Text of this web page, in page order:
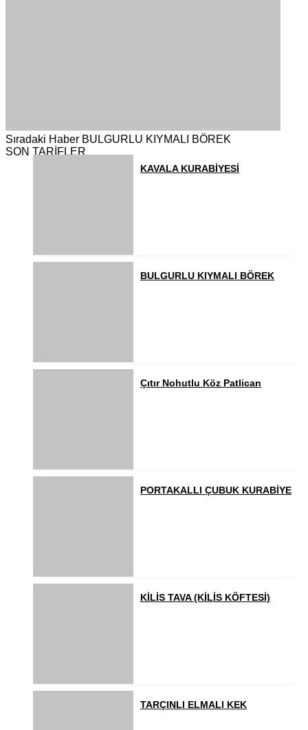
Sıradaki Haber BULGURLU KIYMALI BÖREK
SON TARİFLER
KAVALA KURABİYESİ
BULGURLU KIYMALI BÖREK
Çıtır Nohutlu Köz Patlican
PORTAKALLI ÇUBUK KURABİYE
KİLİS TAVA (KİLİS KÖFTESİ)
TARÇINLI ELMALI KEK